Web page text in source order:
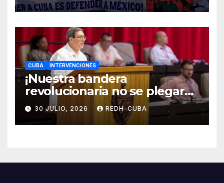
CUBA INTERVENCIONES
¡Nuestra bandera
revolucionaria no se plegará
jamás! Por Bruno Rodríguez
Parrilla
30 JULIO, 2026 REDH-CUBA